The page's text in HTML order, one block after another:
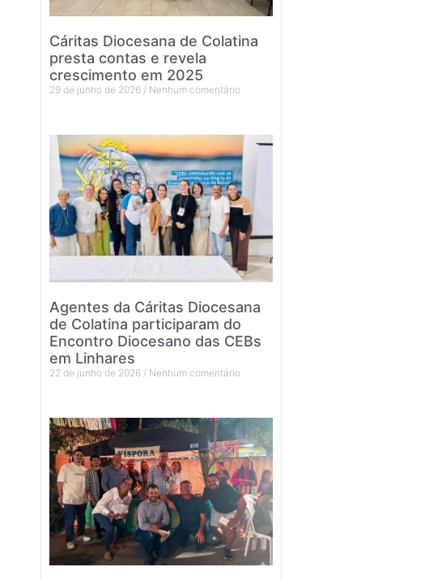
Cáritas Diocesana de Colatina
presta contas e revela
crescimento em 2025
29 de junho de 2026 Nenhum comentário
Agentes da Cáritas Diocesana
de Colatina participaram do
Encontro Diocesano das CEBs
em Linhares
22 de junho de 2026 Nenhum comentário